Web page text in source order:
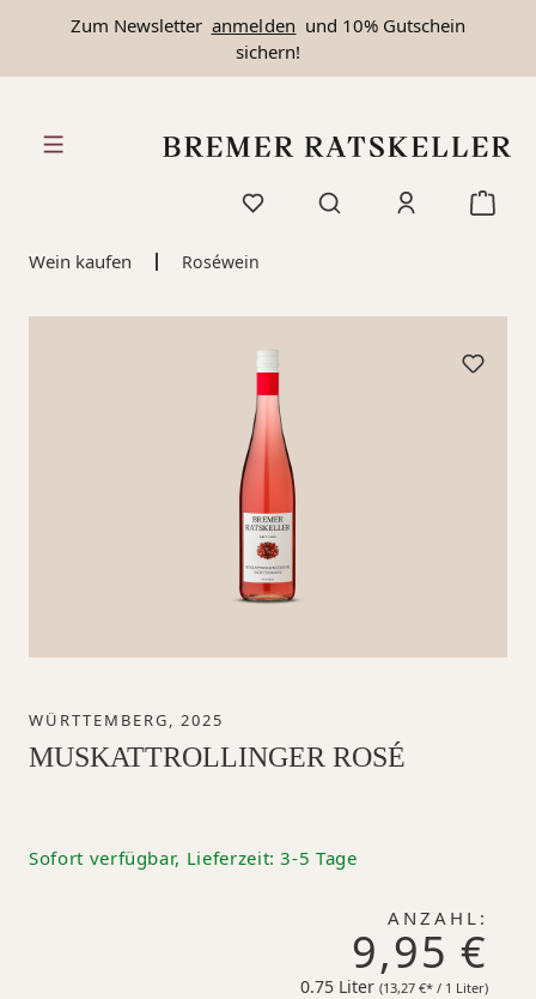
springen
Zum Newsletter anmelden und 10% Gutschein
sichern!
Wein kaufen Roséwein
WÜRTTEMBERG, 2025
MUSKATTROLLINGER ROSÉ
Sofort verfügbar, Lieferzeit: 3-5 Tage
ANZAHL:
9,95 €
0.75 Liter (13,27 €* / 1 Liter)13,27